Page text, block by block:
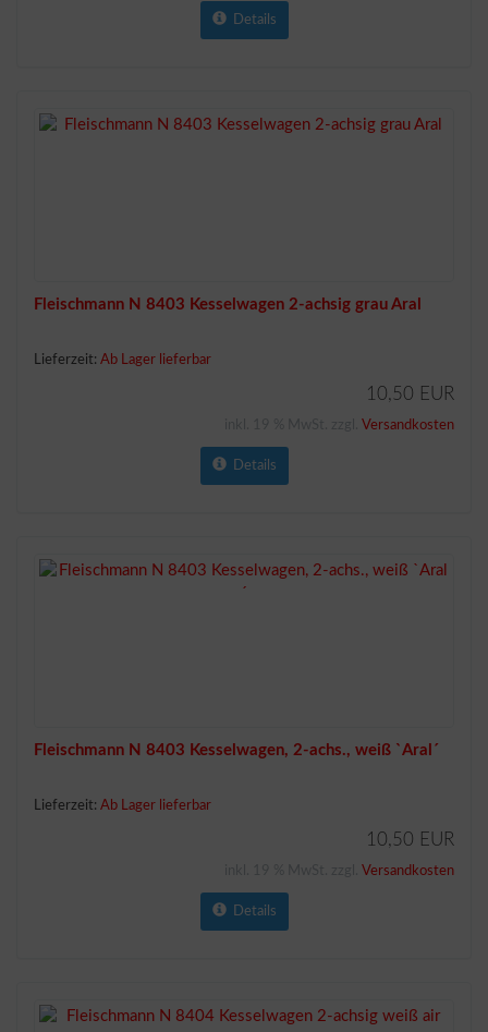
Details
Fleischmann N 8403 Kesselwagen 2-achsig grau Aral
Lieferzeit: Ab Lager lieferbar
10,50 EUR
Versandkosten
Details
Fleischmann N 8403 Kesselwagen, 2-achs., weiß `Aral´
Lieferzeit: Ab Lager lieferbar
10,50 EUR
Versandkosten
Details